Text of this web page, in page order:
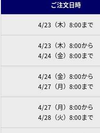
ご注文日時
4/23（木）8:00まで
4/23（木）8:00から
4/24（金）8:00まで
4/24（金）8:00から
4/27（月）8:00まで
4/27（月）8:00から
4/28（火）8:00まで